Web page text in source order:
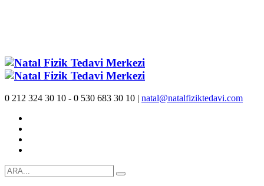
0 212 324 30 10 - 0 530 683 30 10 | natal@natalfiziktedavi.com